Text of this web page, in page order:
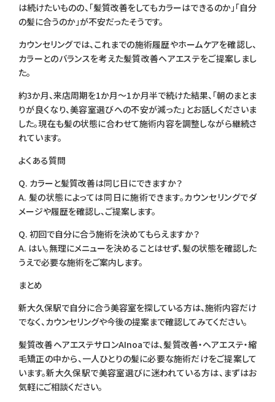
は続けたいものの、「髪質改善をしてもカラーはできるのか」「自分
の髪に合うのか」が不安だったそうです。
カウンセリングでは、これまでの施術履歴やホームケアを確認し、
カラーとのバランスを考えた髪質改善ヘアエステをご提案しまし
た。
約3か月、来店周期を1か月～1か月半で続けた結果、「朝のまとま
りが良くなり、美容室選びへの不安が減った」とお話しくださいま
した。現在も髪の状態に合わせて施術内容を調整しながら継続さ
れています。
よくある質問
Q. カラーと髪質改善は同じ日にできますか？
A. 髪の状態によっては同日に施術できます。カウンセリングでダ
メージや履歴を確認し、ご提案します。
Q. 初回で自分に合う施術を決めてもらえますか？
A. はい。無理にメニューを決めることはせず、髪の状態を確認した
うえで必要な施術をご案内します。
まとめ
新大久保駅で自分に合う美容室を探している方は、施術内容だけ
でなく、カウンセリングや今後の提案まで確認してみてください。
髪質改善ヘアエステサロンAInoaでは、髪質改善・ヘアエステ・縮
毛矯正の中から、一人ひとりの髪に必要な施術だけをご提案して
います。新大久保駅で美容室選びに迷われている方は、まずはお
気軽にご相談ください。